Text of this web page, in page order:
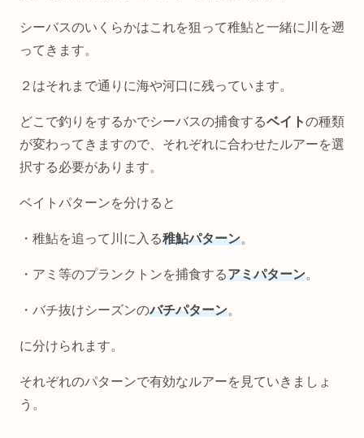
シーバスのいくらかはこれを狙って稚鮎と一緒に川を遡
ってきます。
２はそれまで通りに海や河口に残っています。
どこで釣りをするかでシーバスの捕食するベイトの種類
が変わってきますので、それぞれに合わせたルアーを選
択する必要があります。
ベイトパターンを分けると
・稚鮎を追って川に入る稚鮎パターン。
・アミ等のプランクトンを捕食するアミパターン。
・バチ抜けシーズンのバチパターン。
に分けられます。
それぞれのパターンで有効なルアーを見ていきましょ
う。